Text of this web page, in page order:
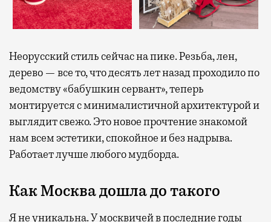
Неорусский стиль сейчас на пике. Резьба, лен,
дерево — все то, что десять лет назад проходило по
ведомству «бабушкин сервант», теперь
монтируется с минималистичной архитектурой и
выглядит свежо. Это новое прочтение знакомой
нам всем эстетики, спокойное и без надрыва.
Работает лучше любого мудборда.
Как Москва дошла до такого
Я не уникальна. У москвичей в последние годы